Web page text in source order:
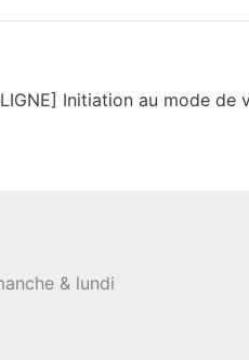
Initiation au mode de
& lundi